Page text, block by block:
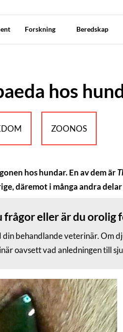
Forskning Beredskap
hos
ZOONOS
hos hundar. En av dem är
däremot i många andra
frågor eller är du orolig
din behandlande veterinär. Om
oavsett vad anledningen till